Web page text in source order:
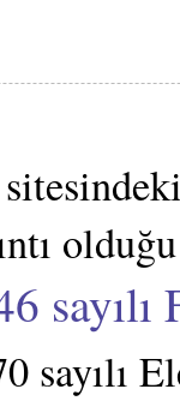
sayılı
sayılı